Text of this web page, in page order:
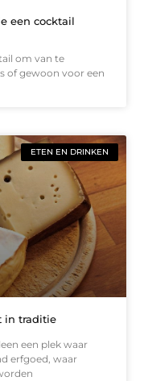
een cocktail
om van te
of gewoon voor een
ETEN EN DRINKEN
in traditie
een plek waar
erfgoed, waar